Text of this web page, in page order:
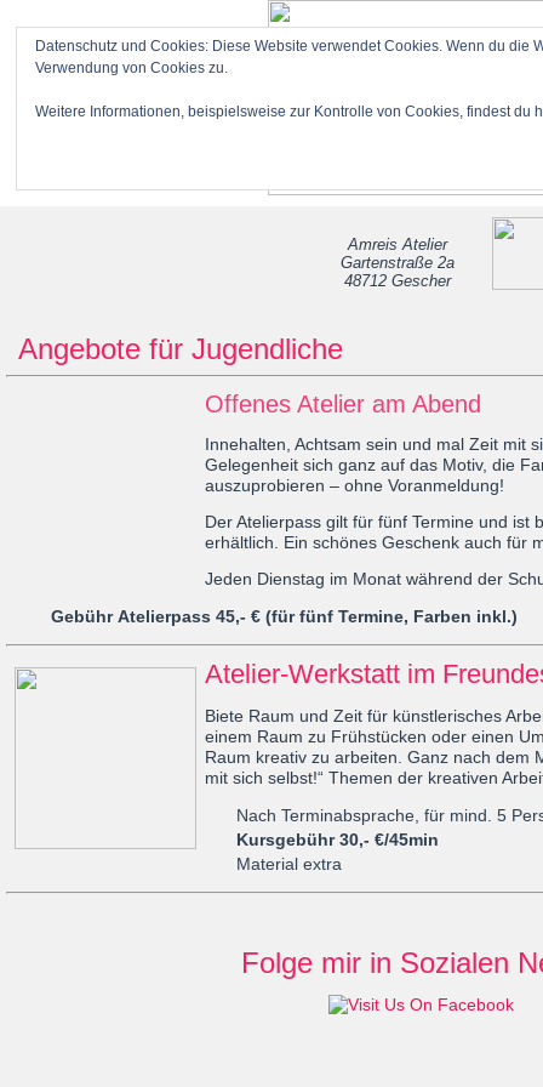
Datenschutz und Cookies: Diese Website verwendet Cookies. Wenn du die
Verwendung von Cookies zu.
Weitere Informationen, beispielsweise zur Kontrolle von Cookies, findest du
Amreis Atelier
Gartenstraße 2a
48712 Gescher
Angebote für Jugendliche
Offenes Atelier am Abend
Innehalten, Achtsam sein und mal Zeit mit
Gelegenheit sich ganz auf das Motiv, die
auszuprobieren – ohne Voranmeldung!
Der Atelierpass gilt für fünf Termine und ist
erhältlich. Ein schönes Geschenk auch für
Jeden Dienstag im Monat während der
Gebühr Atelierpass 45,- € (für fünf Termine, Farben inkl.)
Atelier-Werkstatt im
Biete Raum und Zeit für künstlerisches
einem Raum zu Frühstücken oder einen
Raum kreativ zu arbeiten. Ganz nach dem
mit sich selbst!“ Themen der kreativen
Nach Terminabsprache, für mind. 5
Kursgebühr 30,- €/45min
Material extra
Folge mir in Sozialen